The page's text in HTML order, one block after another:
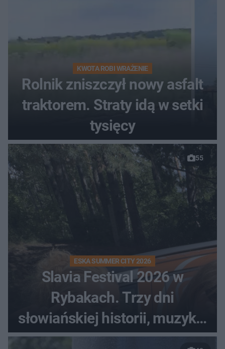
KWOTA ROBI WRAŻENIE
Rolnik zniszczył nowy asfalt
traktorem. Straty idą w setki
tysięcy
55
ESKA SUMMER CITY 2026
Slavia Festival 2026 w
Rybakach. Trzy dni
słowiańskiej historii, muzyki i
relaksu nad Jeziorem